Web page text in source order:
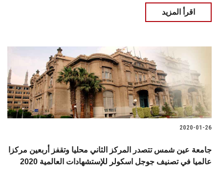
اقرأ المزيد
2020-01-26
جامعة عين شمس تتصدر المركز الثاني محليا وتقفز أربعين مركزا
عالميا في تصنيف جوجل اسكولر للإستشهادات العالمية 2020